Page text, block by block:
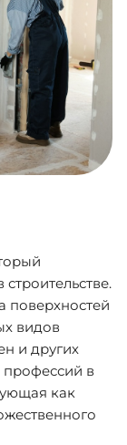
поверхностей
видов
и других
профессий в
как